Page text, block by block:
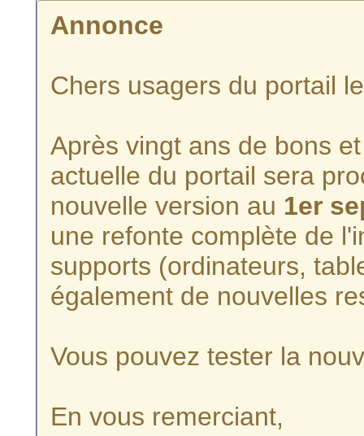
Annonce
Chers usagers du portail
Après vingt ans de bons
actuelle du portail sera
nouvelle version au 1er
une refonte complète de
supports (ordinateurs,
également de nouvelles
Vous pouvez tester la
En vous remerciant,